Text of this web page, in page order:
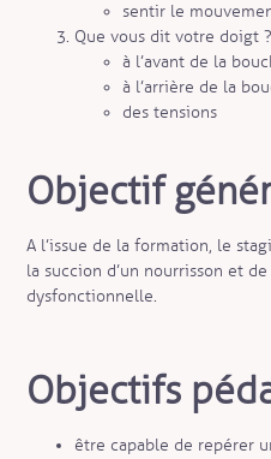
sentir le
Que vous dit votre doigt ?
à l’avant de la
à l’arrière de la
des tensions
Objectif
A l’issue de la formation, le
la succion d’un nourrisson et
dysfonctionnelle.
Objectifs
être capable de repérer